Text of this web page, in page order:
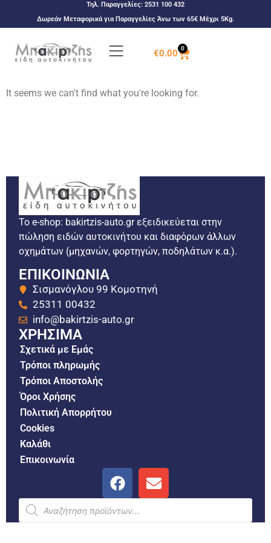
Τηλ. Παραγγελίες: 2531 100 432
Δωρεάν Μεταφορικά για Παραγγελίες Άνω των 65€ Μέχρι 5Kg.
€0.00 0
It seems we can't find what you're looking for.
Το e-shop: bakirtzis-auto.gr εξειδικεύεται στην
πώληση ειδών αυτοκινήτου και διαφόρων άλλων
οχημάτων (μηχανών, φορτηγών, ποδηλάτων κ.α.).
ΕΠΙΚΟΙΝΩΝΙΑ
Σισμανόγλου 99 Κομοτηνή
25311 00432
info@bakirtzis-auto.gr
ΧΡΗΣΙΜΑ
Σχετικά με Εμάς
Τρόποι πληρωμής
Τρόποι Αποστολής
Όροι Χρήσης
Πολιτική Απορρήτου
Cookies
Καλάθι
Επικοινωνία